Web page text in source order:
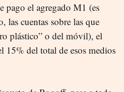
pago el agregado M1 (es
las cuentas sobre las que
plástico” o del móvil), el
15% del total de esos medios